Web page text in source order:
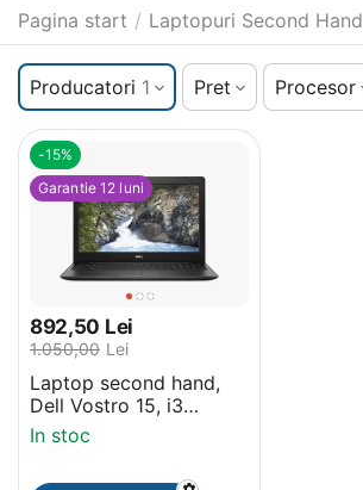
Pagina start / Laptopuri Second Hand
Producatori 1 Pret Procesor
-15%
Garantie 12 luni
892,50 Lei
1.050,00 Lei
Laptop second hand,
Dell Vostro 15, i3
generatia 10, 8Gb,
256Gb SSD, 15.6 inch,
In stoc